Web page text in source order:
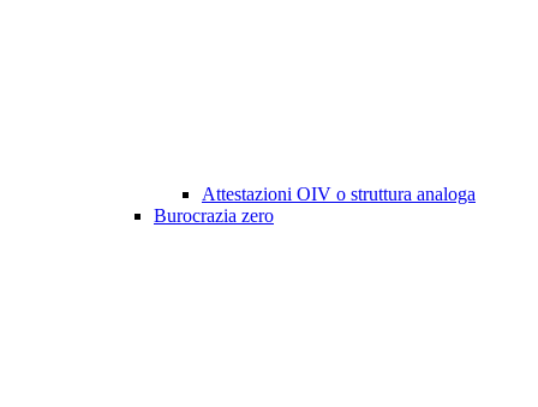
Attestazioni OIV o struttura analoga
Burocrazia zero